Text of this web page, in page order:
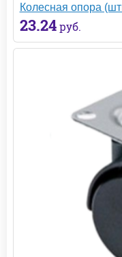
Колесная опора
23.24 руб.